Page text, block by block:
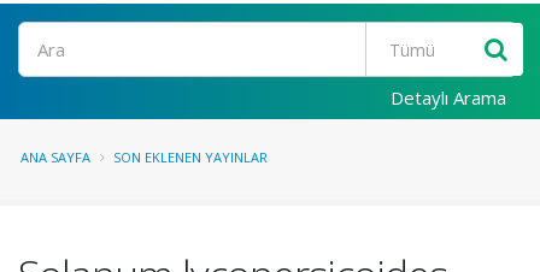
Ara
Detaylı Arama
ANA SAYFA SON EKLENEN YAYINLAR